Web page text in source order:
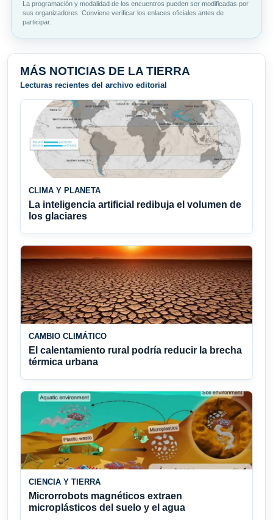
La programación y modalidad de los encuentros pueden ser modificadas por
sus organizadores. Conviene verificar los enlaces oficiales antes de
participar.
MÁS NOTICIAS DE LA TIERRA
Lecturas recientes del archivo editorial
CLIMA Y PLANETA
La inteligencia artificial redibuja el volumen de
los glaciares
CAMBIO CLIMÁTICO
El calentamiento rural podría reducir la brecha
térmica urbana
CIENCIA Y TIERRA
Microrrobots magnéticos extraen
microplásticos del suelo y el agua